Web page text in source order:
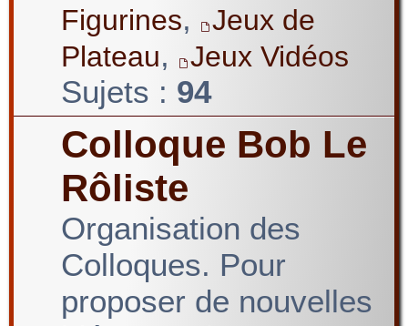
Figurines,
Jeux de
Plateau, Jeux Vidéos
Sujets : 94
Colloque Bob Le
Rôliste
Organisation des
Colloques. Pour
proposer de nouvelles